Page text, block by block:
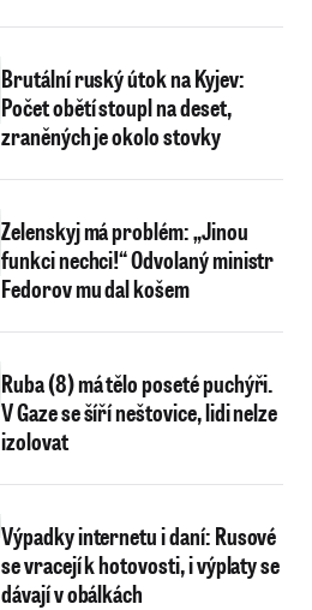
Brutální ruský útok na Kyjev:
Počet obětí stoupl na deset,
zraněných je okolo stovky
Zelenskyj má problém: „Jinou
funkci nechci!“ Odvolaný ministr
Fedorov mu dal košem
Ruba (8) má tělo poseté puchýři.
V Gaze se šíří neštovice, lidi nelze
izolovat
Výpadky internetu i daní: Rusové
se vracejí k hotovosti, i výplaty se
dávají v obálkách